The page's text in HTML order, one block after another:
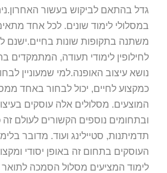
גדל בהתאם לביקוש בעשור
במסלולי לימוד שונים. לכל אחד
משתנה בתקופות שונות בחיים.ישנם
לחילופין לימודי תעודה, המתמקדים
נושא עיצוב האופנה.למי שמעוניין
כמקצוע לחיים, יכול לבחור באחד
המוצעים. מסלולים אלה עוסקים
ובתחומים נוספים הקשורים לעולם זה
תדמיתנות, סטיילינג ועוד. מדובר
העוסקים בתחום זה באופן יסודי
לימוד המציעים מסלול הסמכה